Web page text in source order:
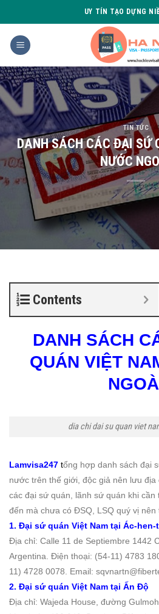
to
content
UY TÍN TẠO DỰNG
TIN TỨC
DANH SÁCH CÁC ĐẠI SỨ
NƯỚC
Contents
DANH SÁCH
QUÁN VIỆT
dia chi dai su quan viet
Lamvisa247 tổng hợp danh sách đại
nước trên thế giới, độc giả nên lưu địa
các đại sứ quán, lãnh sứ quán khi
đến mà chưa có ĐSQ, LSQ quý vị nên
1. Đại sứ quán Việt Nam tại Ác-hen-
Địa chỉ: Calle 11 de Septiembre 1442
Argentina. Ðiện thoại: (54-11) 4783
11) 4728 0078. Email:
2. Đại sứ quán Việt Nam tại Ấn Ðộ
Địa chỉ: Wajeda House, đường